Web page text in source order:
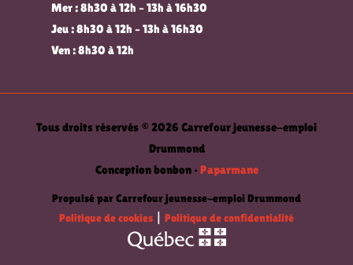
Mer : 8h30 à 12h – 13h à 16h30
Jeu : 8h30 à 12h – 13h à 16h30
Ven : 8h30 à 12h
Tous droits réservés © 2026 Carrefour jeunesse-emploi
Drummond
Conception bonbon • Paparmane
Propulsé par Carrefour jeunesse-emploi Drummond
Politique de cookies
Politique de confidentialité